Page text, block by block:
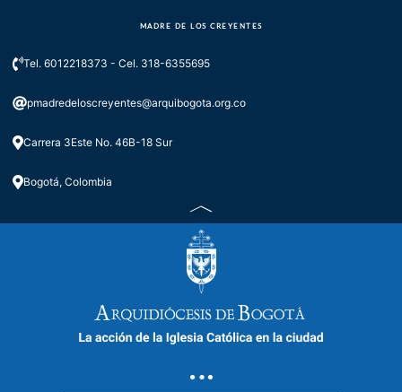
Virgen del Carmen, ruega por
nosotros
MADRE DE LOS CREYENTES
Tel. 6012218373 - Cel. 318-6355695
pmadredeloscreyentes@arquibogota.org.co
Carrera 3Este No. 46B-18 Sur
Bogotá, Colombia